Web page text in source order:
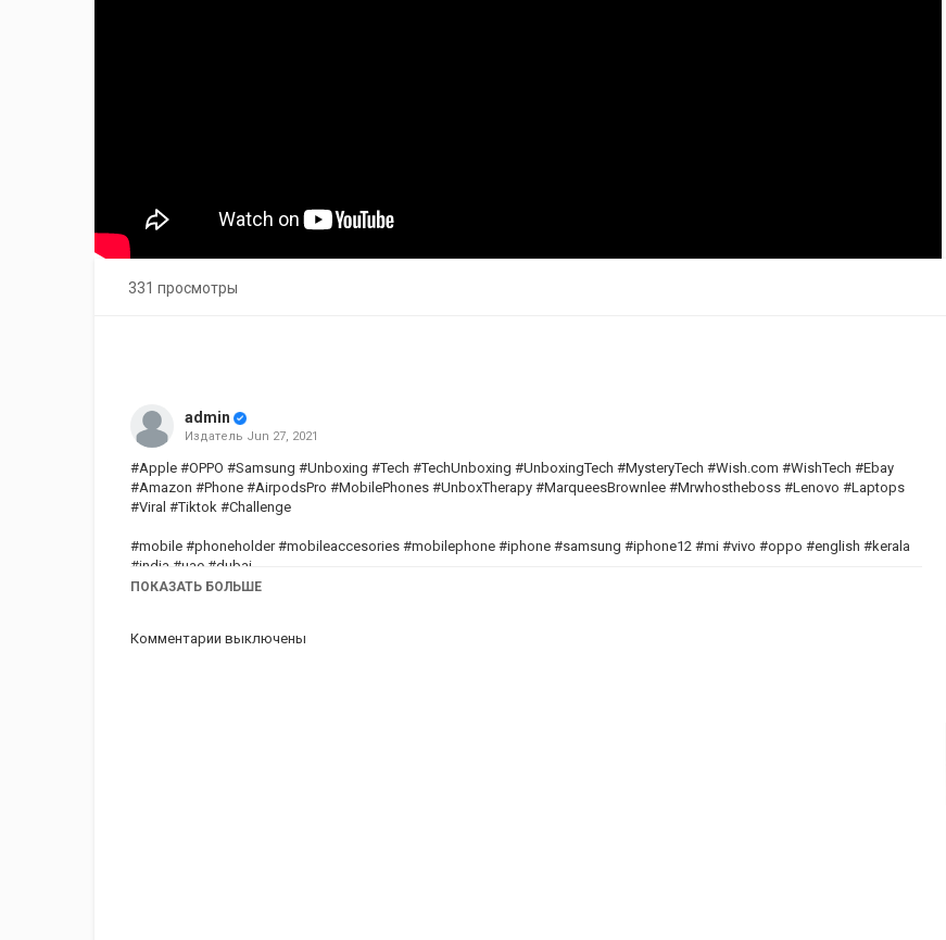
331 просмотры
admin
Издатель Jun 27, 2021
#Apple #OPPO #Samsung #Unboxing #Tech #TechUnboxing #UnboxingTech #MysteryTech #Wish.com #WishTech #Ebay
#Amazon #Phone #AirpodsPro #MobilePhones #UnboxTherapy #MarqueesBrownlee #Mrwhostheboss #Lenovo #Laptops
#Viral #Tiktok #Challenge
#mobile #phoneholder #mobileaccesories #mobilephone #iphone #samsung #iphone12 #mi #vivo #oppo #english #kerala
#india #uae #dubai
ПОКАЗАТЬ БОЛЬШЕ
Комментарии выключены